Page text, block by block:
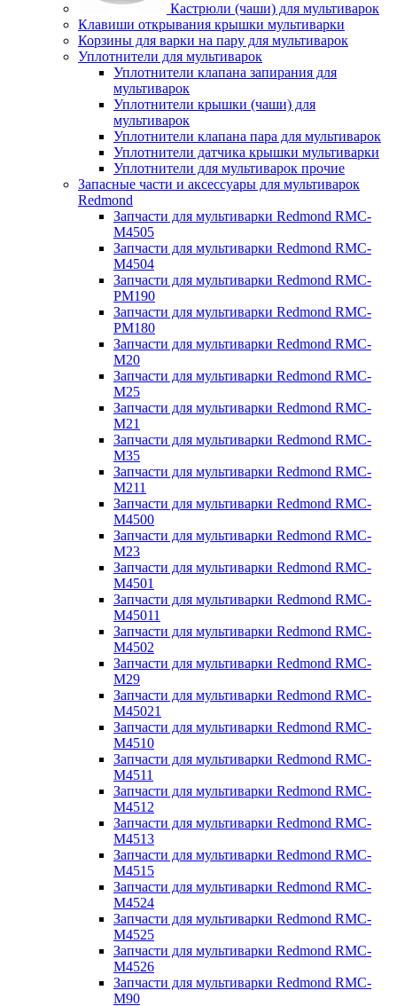
Кастрюли (чаши) для мультиварок
Клавиши открывания крышки мультиварки
Корзины для варки на пару для мультиварок
Уплотнители для мультиварок
Уплотнители клапана запирания для
мультиварок
Уплотнители крышки (чаши) для
мультиварок
Уплотнители клапана пара для мультиварок
Уплотнители датчика крышки мультиварки
Уплотнители для мультиварок прочие
Запасные части и аксессуары для мультиварок
Redmond
Запчасти для мультиварки Redmond RMC-
M4505
Запчасти для мультиварки Redmond RMC-
M4504
Запчасти для мультиварки Redmond RMC-
PM190
Запчасти для мультиварки Redmond RMC-
PM180
Запчасти для мультиварки Redmond RMC-
M20
Запчасти для мультиварки Redmond RMC-
M25
Запчасти для мультиварки Redmond RMC-
M21
Запчасти для мультиварки Redmond RMC-
M35
Запчасти для мультиварки Redmond RMC-
M211
Запчасти для мультиварки Redmond RMC-
M4500
Запчасти для мультиварки Redmond RMC-
M23
Запчасти для мультиварки Redmond RMC-
M4501
Запчасти для мультиварки Redmond RMC-
M45011
Запчасти для мультиварки Redmond RMC-
M4502
Запчасти для мультиварки Redmond RMC-
M29
Запчасти для мультиварки Redmond RMC-
M45021
Запчасти для мультиварки Redmond RMC-
M4510
Запчасти для мультиварки Redmond RMC-
M4511
Запчасти для мультиварки Redmond RMC-
M4512
Запчасти для мультиварки Redmond RMC-
M4513
Запчасти для мультиварки Redmond RMC-
M4515
Запчасти для мультиварки Redmond RMC-
M4524
Запчасти для мультиварки Redmond RMC-
M4525
Запчасти для мультиварки Redmond RMC-
M4526
Запчасти для мультиварки Redmond RMC-
M90